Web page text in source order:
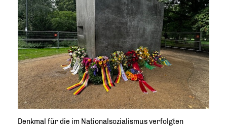
Denkmal für die im Nationalsozialismus verfolgten